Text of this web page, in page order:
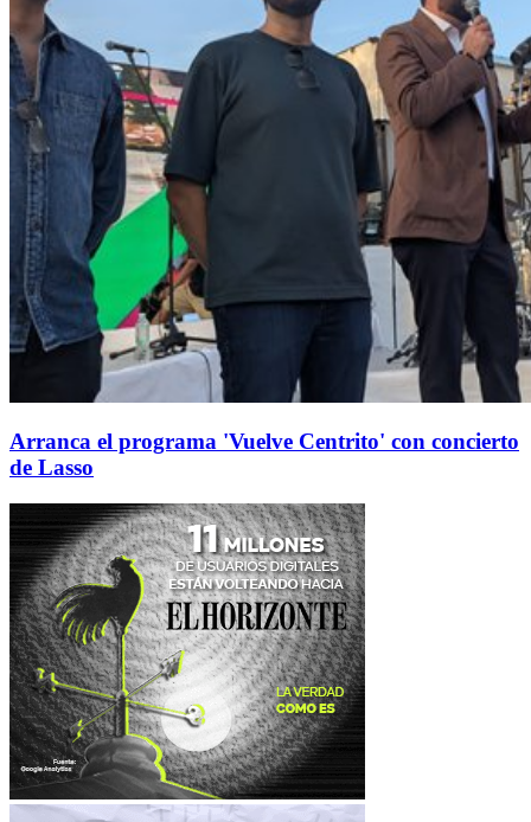
Arranca el programa 'Vuelve Centrito' con concierto
de Lasso